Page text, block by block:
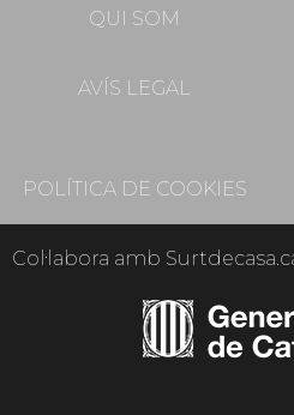
QUI SOM
AVÍS LEGAL
POLÍTICA DE COOKIES
Col·labora amb